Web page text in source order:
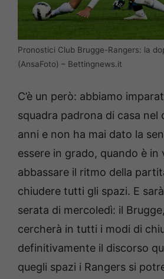
Pronostici Club Brugge-Rangers: la
(AnsaFoto) – Bettingnews.it
C’è un però: abbiamo
squadra padrona di casa nel
anni e non ha mai dato la
essere in grado, quando è in
abbassare il ritmo della
chiudere tutti gli spazi. E
serata di mercoledì: il
cercherà in tutti i modi di
definitivamente il discorso
quegli spazi i Rangers si